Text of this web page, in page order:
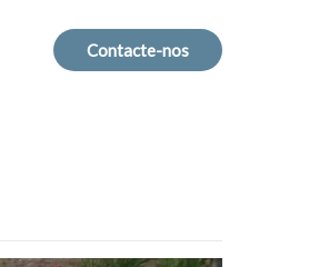
Contacte-nos